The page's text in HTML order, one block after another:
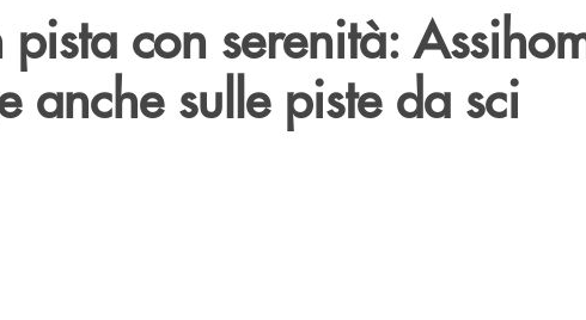
pista con serenità:
anche sulle piste da sci